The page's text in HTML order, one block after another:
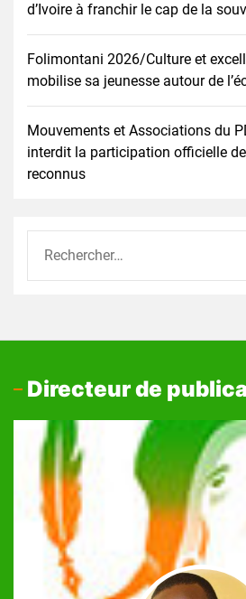
d’Ivoire à franchir le cap de la
Folimontani 2026/Culture et
mobilise sa jeunesse autour de
Mouvements et Associations du
interdit la participation officielle
reconnus
Directeur de